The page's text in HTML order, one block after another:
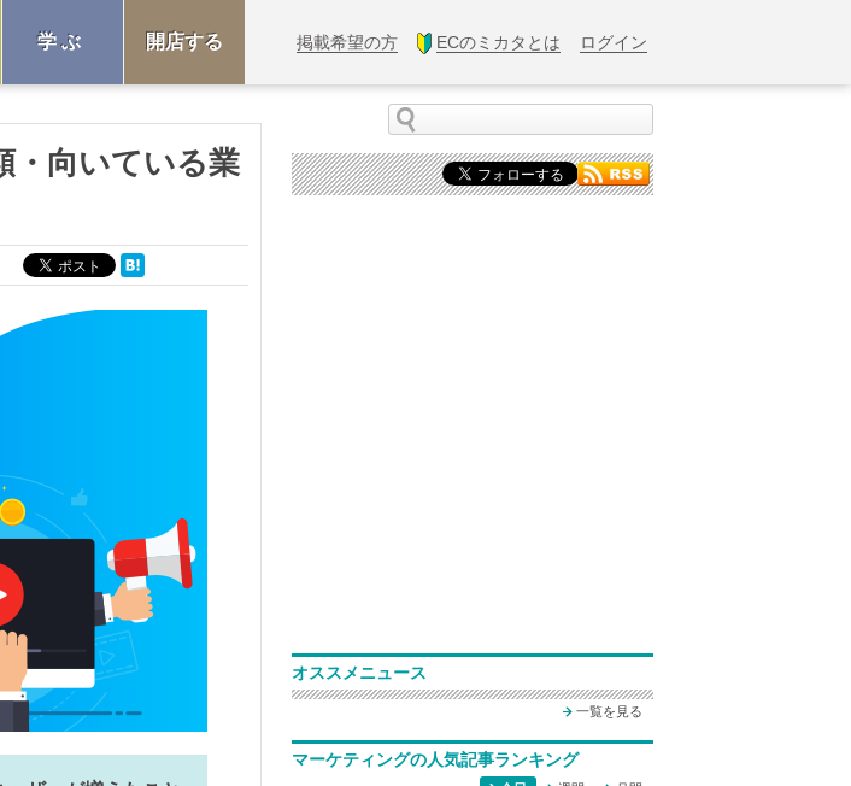
学ぶ 開店する 掲載希望の方 ECのミカタとは ログイン
・向いている業
オススメニュース
一覧を見る
マーケティングの人気記事ランキング